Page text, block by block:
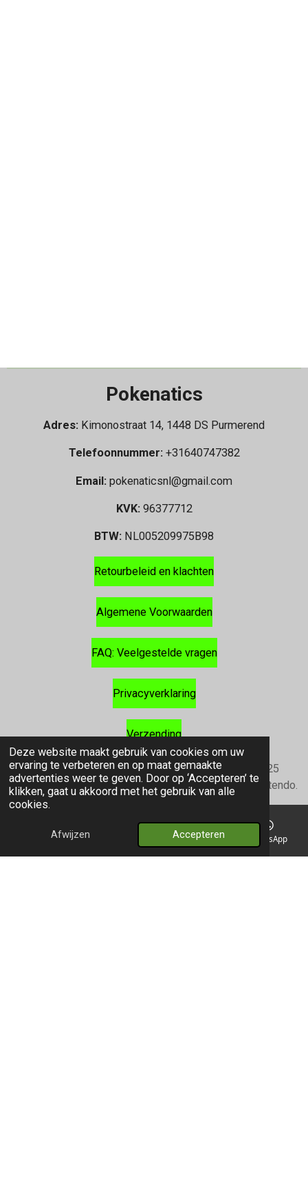
Deze website maakt gebruik van cookies om uw
ervaring te verbeteren en op maat gemaakte
advertenties weer te geven. Door op ‘Accepteren’ te
klikken, gaat u akkoord met het gebruik van alle
cookies.
Afwijzen Accepteren
Pokenatics
Adres: Kimonostraat 14, 1448 DS Purmerend
Telefoonnummer:+31640747382
Email: pokenaticsnl@gmail.com
KVK:96377712
BTW: NL005209975B98
Retourbeleid en klachten
Algemene Voorwaarden
FAQ: Veelgestelde vragen
Privacyverklaring
Verzending
©2025 Pokenatics©2025 Pokémon. ©1995 - 2025
Nintendo/Creatures Inc./GAME FREAK inc. TM, ®Nintendo.
Our webshop is not affiliated, endorsed or supported by Pokémon or
Nintendo in any way. For the guidelines please refer totheir official page
E-mailadres
Kaart WhatsApp